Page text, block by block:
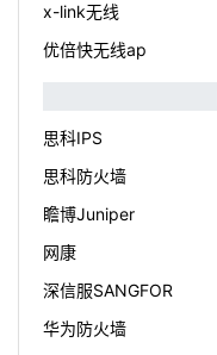
x-link无线
优倍快无线ap
思科IPS
思科防火墙
瞻博Juniper
网康
深信服SANGFOR
华为防火墙